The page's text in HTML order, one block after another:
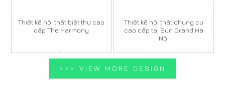
Thiết kế nội thất biệt thự cao
cấp The Harmony
Thiết kế nội thất chung cư
cao cấp tại Sun Grand Hà
Nội
>>> VIEW MORE DESIGN